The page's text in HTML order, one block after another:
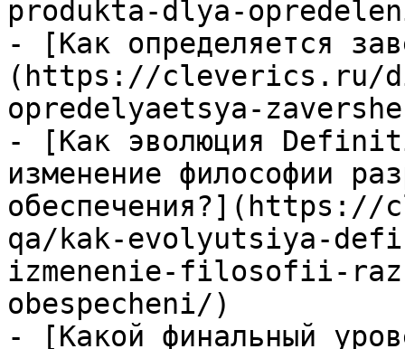
produkta-dlya-
- [Как определяется
(https://cleverics.ru/
opredelyaetsya-
- [Как эволюция
изменение философии
qa/kak-evolyutsiya-
izmenenie-filosofii-
obespecheni/)
- [Какой финальный